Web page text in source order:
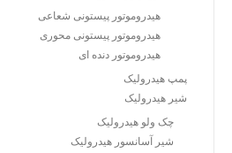
هیدروموتور پیستونی شعاعی
هیدروموتور پیستونی محوری
هیدروموتور دنده ای
پمپ هیدرولیک
شیر هیدرولیک
چک ولو هیدرولیک
شیر آسانسور هیدرولیک